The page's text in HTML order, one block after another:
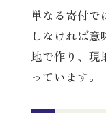
単なる寄付で
しなければ
地で作り、現
っています。